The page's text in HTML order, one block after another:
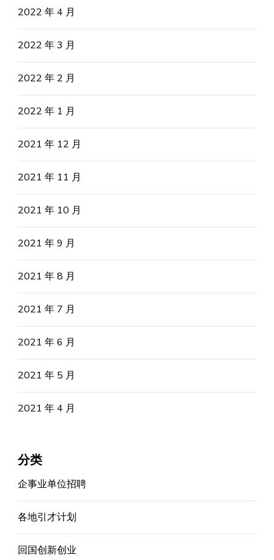
2022 年 4 月
2022 年 3 月
2022 年 2 月
2022 年 1 月
2021 年 12 月
2021 年 11 月
2021 年 10 月
2021 年 9 月
2021 年 8 月
2021 年 7 月
2021 年 6 月
2021 年 5 月
2021 年 4 月
分类
企事业单位招聘
各地引才计划
回国创新创业